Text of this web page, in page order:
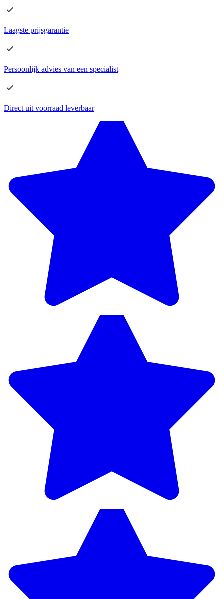
Laagste prijsgarantie
Persoonlijk advies van een specialist
Direct uit voorraad leverbaar